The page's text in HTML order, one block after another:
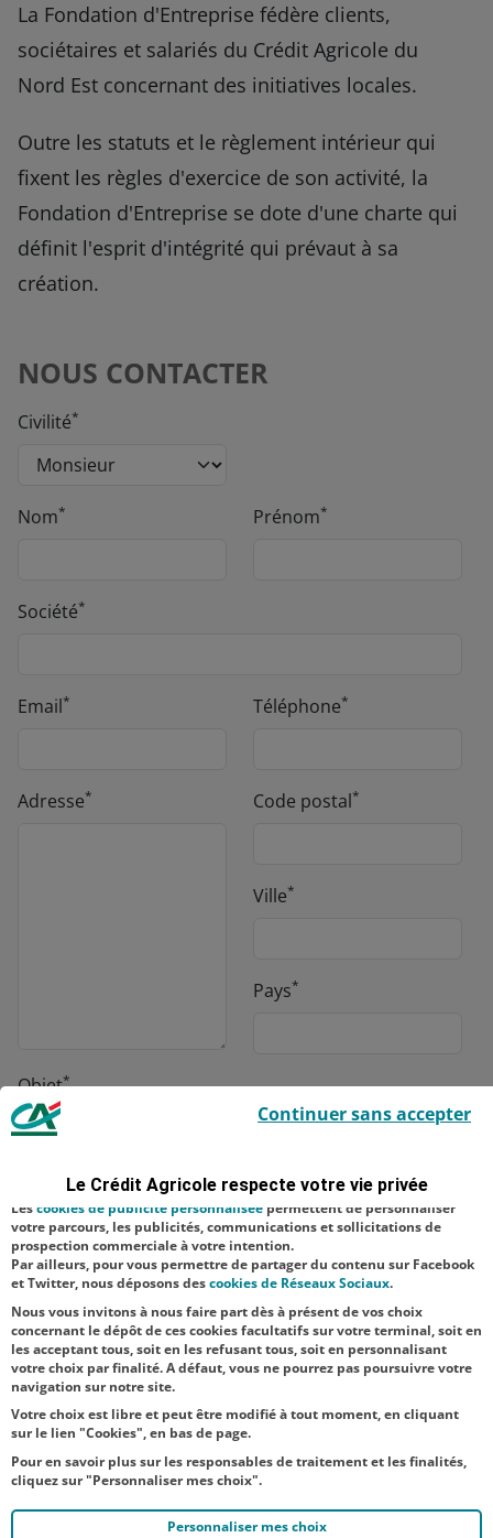
La Fondation d'Entreprise fédère clients,
sociétaires et salariés du Crédit Agricole du
Nord Est concernant des initiatives locales.
Outre les statuts et le règlement intérieur qui
fixent les règles d'exercice de son activité, la
Fondation d'Entreprise se dote d'une charte qui
définit l'esprit d'intégrité qui prévaut à sa
création.
NOUS CONTACTER
Civilité*
Nom* Prénom*
Société*
Email* Téléphone*
Adresse* Code postal*
Ville*
Pays*
Objet*
Message *
Envoyer
Le Crédit Agricole respecte votre vie privée
indispensables car utilisés à des fins de bon fonctionnement et de
sécurité ; d’autres sont facultatifs. Les
satisfaction facultatifs.
Lescookies de publicité personnalisée permettent de personnaliser
votre parcours, les publicités, communications et sollicitations de
prospection commerciale à votre intention.
Par ailleurs, pour vous permettre de partager du contenu sur Facebook
et Twitter, nous déposons descookies de Réseaux Sociaux.
Nous vous invitons à nous faire part dès à présent de vos choix
concernant le dépôt de ces cookies facultatifs sur votre terminal, soit en
les acceptant tous, soit en les refusant tous, soit en personnalisant
votre choix par finalité. A défaut, vous ne pourrez pas poursuivre votre
navigation sur notre site.
Votre choix est libre et peut être modifié à tout moment, en cliquant
sur le lien "Cookies", en bas de page.
Pour en savoir plus sur les responsables de traitement et les finalités,
cliquez sur "Personnaliser mes choix".
Personnaliser mes choix
Continuer sans accepter